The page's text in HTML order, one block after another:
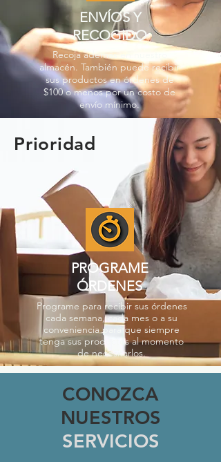
ENVÍOS Y
RECOGIDO
Recoja además en nuestro
almacén. También puede recibir
sus productos en órdenes de
$100 o menos por un costo de
envío mínimo.
Prioridad
PROGRAME
ÓRDENES
Programe para recibir sus órdenes
cada semana, cada mes o a su
conveniencia para que siempre
tenga sus productos al momento
de necesitarlos.
CONOZCA
NUESTROS
SERVICIOS